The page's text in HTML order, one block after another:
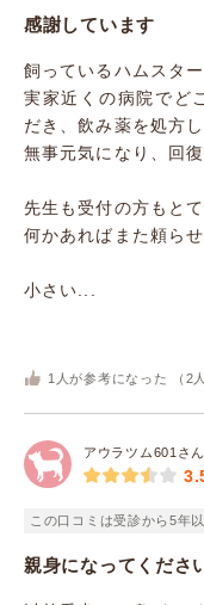
感謝しています
飼っているハムスタ
実家近くの病院でど
だき、飲み薬を処方
無事元気になり、回
先生も受付の方もと
何かあればまた頼ら
小さい...
1 人が参考になった （ 2
アウラツム601さ
この口コミは受診から5年
親身になってくださ